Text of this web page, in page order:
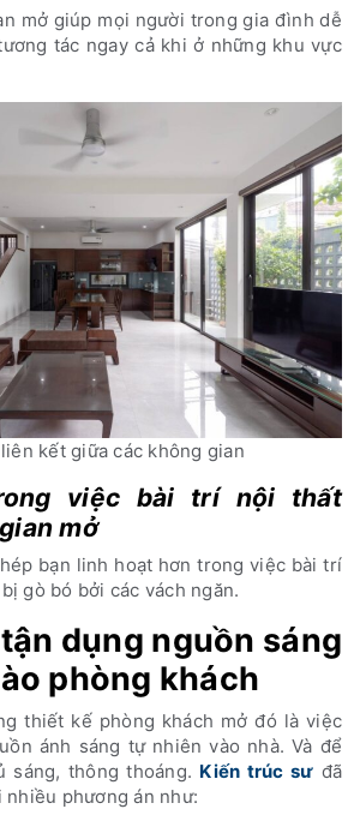
mở giúp mọi người trong gia đình dễ
tác ngay cả khi ở những khu vực
kết giữa các không gian
việc bài trí nội thất
mở
bạn linh hoạt hơn trong việc bài trí
gò bó bởi các vách ngăn.
dụng nguồn sáng
phòng khách
thiết kế phòng khách mở đó là việc
ánh sáng tự nhiên vào nhà. Và để
sáng, thông thoáng. Kiến trúc sư đã
phương án như: